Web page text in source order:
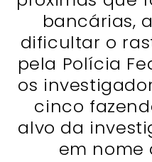
bancárias,
dificultar o
pela Polícia
os
cinco
alvo da
em nome